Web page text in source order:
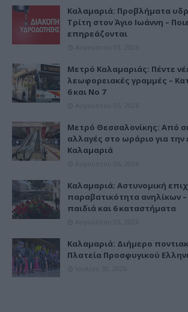
Καλαμαριά: Προβλήματα
Τρίτη στον Άγιο Ιωάννη –
επηρεάζονται
Μετρό Καλαμαριάς: Πέντε
λεωφορειακές γραμμές –
6 και Νο 7
Μετρό Θεσσαλονίκης: Από
αλλαγές στο ωράριο για
Καλαμαριά
Καλαμαριά: Αστυνομική
παραβατικότητα ανηλίκων –
παιδιά και 6 καταστήματα
Καλαμαριά: Διήμερο
Πλατεία Προσφυγικού